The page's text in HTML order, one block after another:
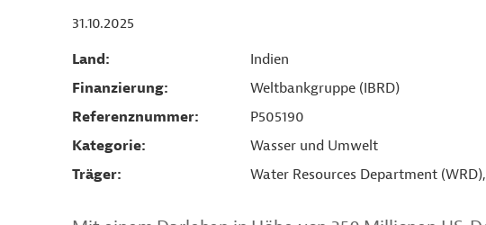
31.10.2025
Land
Indien
Finanzierung
Weltbankgruppe (IBRD)
Referenznummer
P505190
Kategorie
Wasser und Umwelt
Träger
Water Resources Department